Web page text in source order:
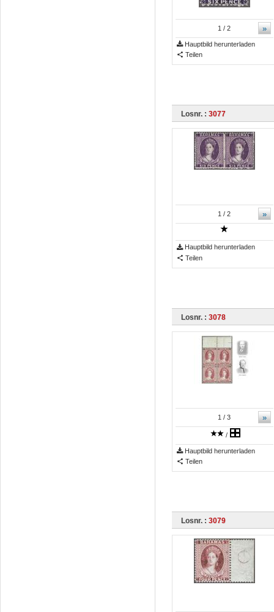
»
1 / 2
Hauptbild herunterladen
Teilen
Losnr. : 3077
»
1/ 2
Hauptbild herunterladen
Teilen
Losnr. : 3078
»
1 / 3
/
Hauptbild herunterladen
Teilen
Losnr. : 3079